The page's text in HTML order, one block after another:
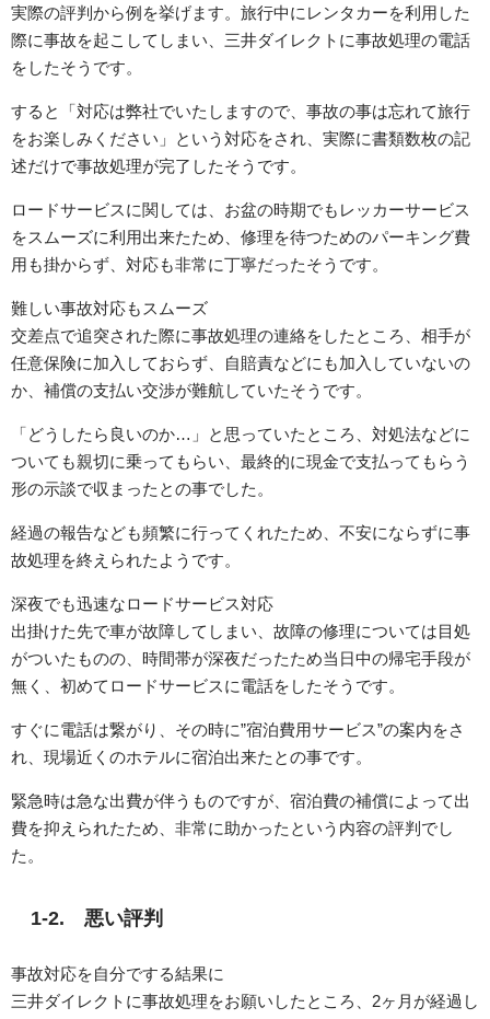
実際の評判から例を挙げます。旅行中にレンタカーを利用した
際に事故を起こしてしまい、三井ダイレクトに事故処理の電話
をしたそうです。
すると「対応は弊社でいたしますので、事故の事は忘れて旅行
をお楽しみください」という対応をされ、実際に書類数枚の記
述だけで事故処理が完了したそうです。
ロードサービスに関しては、お盆の時期でもレッカーサービス
をスムーズに利用出来たため、修理を待つためのパーキング費
用も掛からず、対応も非常に丁寧だったそうです。
難しい事故対応もスムーズ
交差点で追突された際に事故処理の連絡をしたところ、相手が
任意保険に加入しておらず、自賠責などにも加入していないの
か、補償の支払い交渉が難航していたそうです。
「どうしたら良いのか…」と思っていたところ、対処法などに
ついても親切に乗ってもらい、最終的に現金で支払ってもらう
形の示談で収まったとの事でした。
経過の報告なども頻繁に行ってくれたため、不安にならずに事
故処理を終えられたようです。
深夜でも迅速なロードサービス対応
出掛けた先で車が故障してしまい、故障の修理については目処
がついたものの、時間帯が深夜だったため当日中の帰宅手段が
無く、初めてロードサービスに電話をしたそうです。
すぐに電話は繋がり、その時に”宿泊費用サービス”の案内をさ
れ、現場近くのホテルに宿泊出来たとの事です。
緊急時は急な出費が伴うものですが、宿泊費の補償によって出
費を抑えられたため、非常に助かったという内容の評判でし
た。
1-2. 悪い評判
事故対応を自分でする結果に
三井ダイレクトに事故処理をお願いしたところ、2ヶ月が経過し